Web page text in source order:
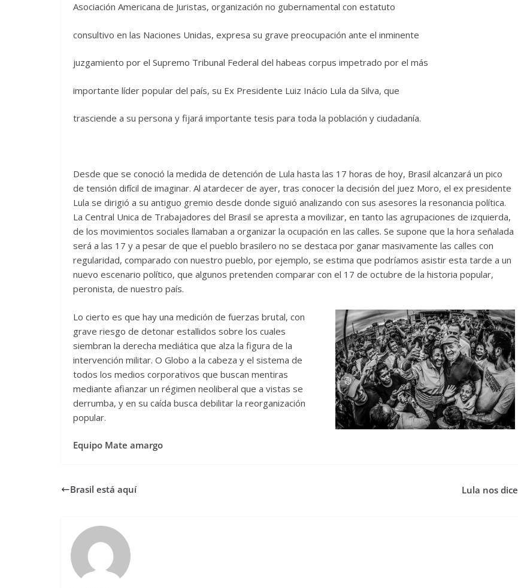
Asociación Americana de Juristas, organización no gubernamental con estatuto
consultivo en las Naciones Unidas, expresa su grave preocupación ante el inminente
juzgamiento por el Supremo Tribunal Federal del habeas corpus impetrado por el más
importante líder popular del país, su Ex Presidente Luiz Inácio Lula da Silva, que
trasciende a su persona y fijará importante tesis para toda la población y ciudadanía.
Desde que se conoció la medida de detención de Lula hasta las 17 horas de hoy, Brasil alcanzará un pico
de tensión difícil de imaginar. Al atardecer de ayer, tras conocer la decisión del juez Moro, el ex presidente
Lula se dirigió a su antiguo gremio desde donde siguió analizando con sus asesores la resonancia política.
La Central Unica de Trabajadores del Brasil se apresta a movilizar, en tanto las agrupaciones de izquierda,
de los movimientos sociales llamaban a organizar la ocupación en las calles. Se supone que la hora señalada
será a las 17 y a pesar de que el pueblo brasilero no se destaca por ganar masivamente las calles con
regularidad, comparado con nuestro pueblo, por ejemplo, se estima que podríamos asistir esta tarde a un
nuevo escenario político, que algunos pretenden comparar con el 17 de octubre de la historia popular,
peronista, de nuestro país.
Lo cierto es que hay una medición de fuerzas brutal, con
grave riesgo de detonar estallidos sobre los cuales
siembran la derecha mediática que alza la figura de la
intervención militar. O Globo a la cabeza y el sistema de
todos los medios corporativos que buscan mentiras
mediante afianzar un régimen neoliberal que a vistas se
derrumba, y en su caída busca debilitar la reorganización
popular.
Equipo Mate amargo
Brasil está aquí Lula nos dice